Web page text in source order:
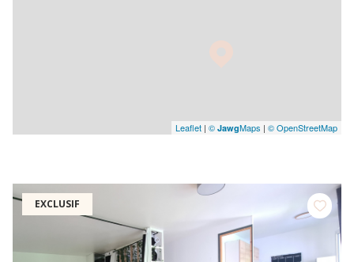
Leaflet | © JawgMaps | © OpenStreetMap
EXCLUSIF